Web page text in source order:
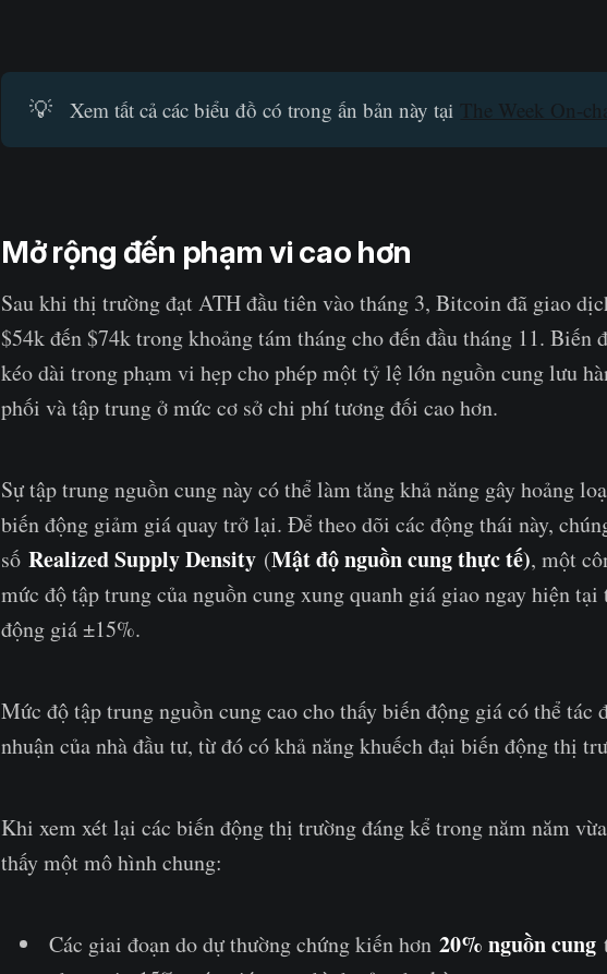
💡 Xem tất cả các biểu đồ có trong ấn bản này tại The Week On-
Mở rộng đến phạm vi cao hơn
Sau khi thị trường đạt ATH đầu tiên vào tháng 3, Bitcoin đã giao
$54k đến $74k trong khoảng tám tháng cho đến đầu tháng 11. Biến
kéo dài trong phạm vi hẹp cho phép một tỷ lệ lớn nguồn cung lưu
phối và tập trung ở mức cơ sở chi phí tương đối cao hơn.
Sự tập trung nguồn cung này có thể làm tăng khả năng gây hoảng
biến động giảm giá quay trở lại. Để theo dõi các động thái này,
số Realized Supply Density (Mật độ nguồn cung thực tế), một
mức độ tập trung của nguồn cung xung quanh giá giao ngay hiện
động giá ±15%.
Mức độ tập trung nguồn cung cao cho thấy biến động giá có thể tác
nhuận của nhà đầu tư, từ đó có khả năng khuếch đại biến động thị
Khi xem xét lại các biến động thị trường đáng kể trong năm năm
thấy một mô hình chung:
Các giai đoạn do dự thường chứng kiến hơn 20% nguồn cung